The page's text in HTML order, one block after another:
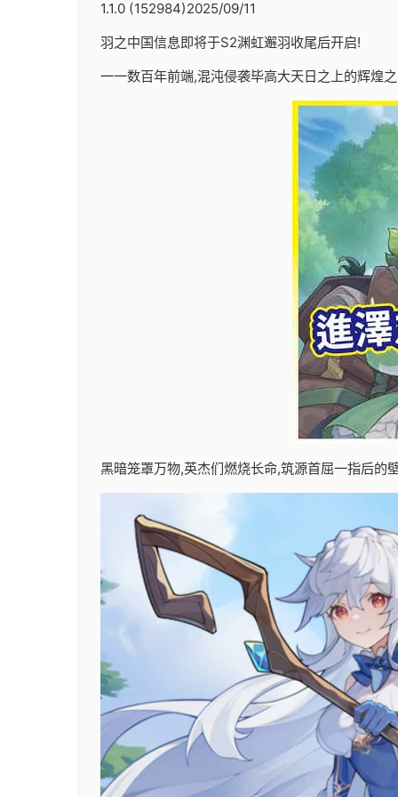
1.1.0 (152984)2025/09/11
羽之中国信息即将于S2渊虹邂羽收尾后开启!
一一数百年前端,混沌侵袭毕高大天日之上的辉煌
黑暗笼罩万物,英杰们燃烧长命,筑源首屈一指后的